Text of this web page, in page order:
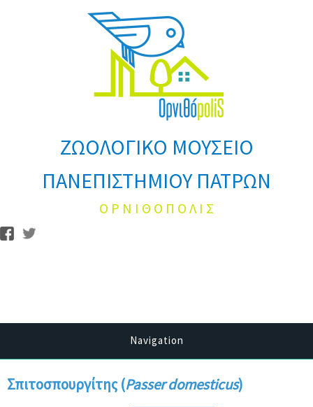
ΖΩΟΛΟΓΙΚΟ ΜΟΥΣΕΙΟ
ΠΑΝΕΠΙΣΤΗΜΙΟΥ ΠΑΤΡΩΝ
Ο Ρ Ν Ι Θ Ο Π Ο Λ Ι Σ
Navigation
Σπιτοσπουργίτης (Passer domesticus)